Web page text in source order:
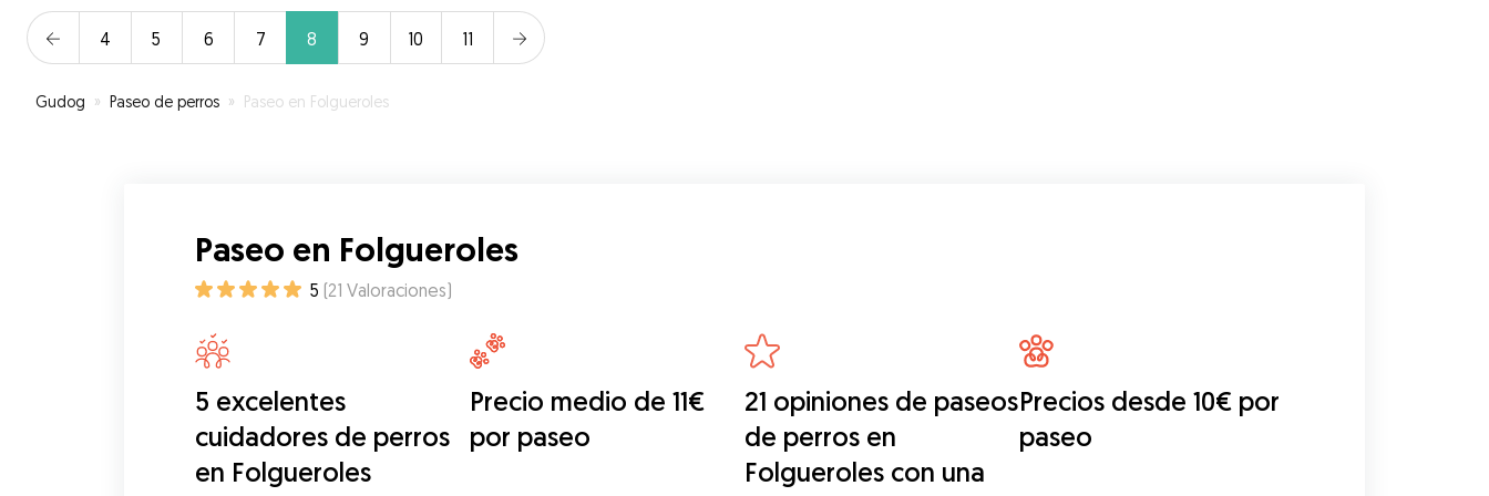
4 5 6 7 8 9 10 11
Gudog » Paseo de perros » Paseo en Folgueroles
Paseo en Folgueroles
5 (21 Valoraciones)
5 excelentes
cuidadores de perros
en Folgueroles
Precio medio de 11€
por paseo
21 opiniones de paseos
de perros en
Folgueroles con una
Precios desde 10€ por
paseo